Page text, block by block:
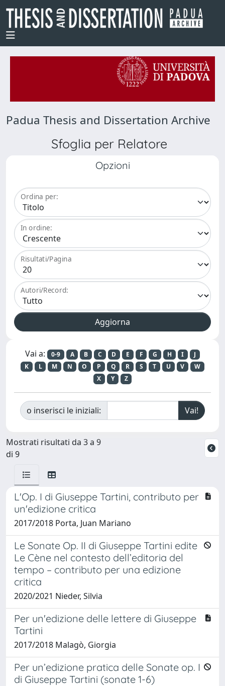
Padua Thesis and Dissertation Archive
Sfoglia per Relatore
Opzioni
Ordina per:
In ordine:
Risultati/Pagina
Autori/Record:
Vai a: 0-9 A B C D E F G H I
J
K
L M N O P Q R S T U V
W
X
Y Z
o inserisci le iniziali:
Mostrati risultati da 3 a 9
di 9
L'Op. I di Giuseppe Tartini, contributo per
un'edizione critica
2017/2018 Porta, Juan Mariano
Le Sonate Op. II di Giuseppe Tartini edite
Le Cène nel contesto dell’editoria del
tempo – contributo per una edizione
critica
2020/2021 Nieder, Silvia
Per un'edizione delle lettere di Giuseppe
Tartini
2017/2018 Malagò, Giorgia
Per un’edizione pratica delle Sonate op. I
di Giuseppe Tartini (sonate 1-6)